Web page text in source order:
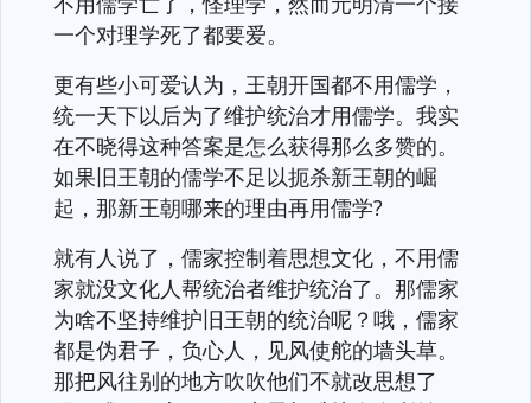
一个对理学死了都要爱。
更有些小可爱认为，王朝开国都不用儒学，
统一天下以后为了维护统治才用儒学。我实
在不晓得这种答案是怎么获得那么多赞的。
如果旧王朝的儒学不足以扼杀新王朝的崛
起，那新王朝哪来的理由再用儒学?
就有人说了，儒家控制着思想文化，不用儒
家就没文化人帮统治者维护统治了。那儒家
为啥不坚持维护旧王朝的统治呢？哦，儒家
都是伪君子，负心人，见风使舵的墙头草。
那把风往别的地方吹吹他们不就改思想了